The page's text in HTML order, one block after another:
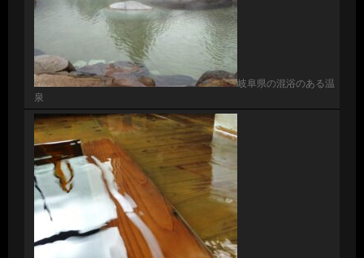
岐阜県の混浴のある温
泉